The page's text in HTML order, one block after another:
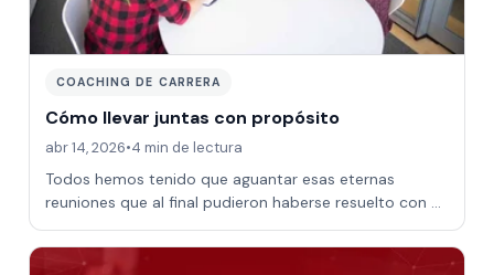
COACHING DE CARRERA
Cómo llevar juntas con propósito
abr 14, 2026•4 min de lectura
Todos hemos tenido que aguantar esas eternas
reuniones que al final pudieron haberse resuelto con un
correo. Veamos cómo podemos hacer que n…